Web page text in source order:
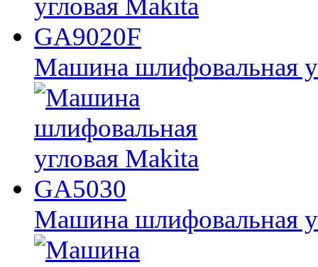
Машина шлифовальная
Машина шлифовальная